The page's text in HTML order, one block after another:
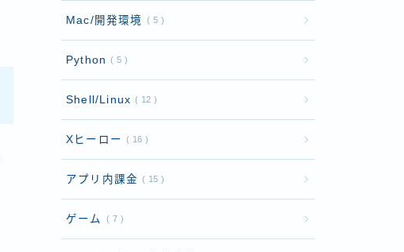
Mac/開発環境 5
Python 5
Shell/Linux 12
Xヒーロー 16
アプリ内課金 15
ゲーム 7